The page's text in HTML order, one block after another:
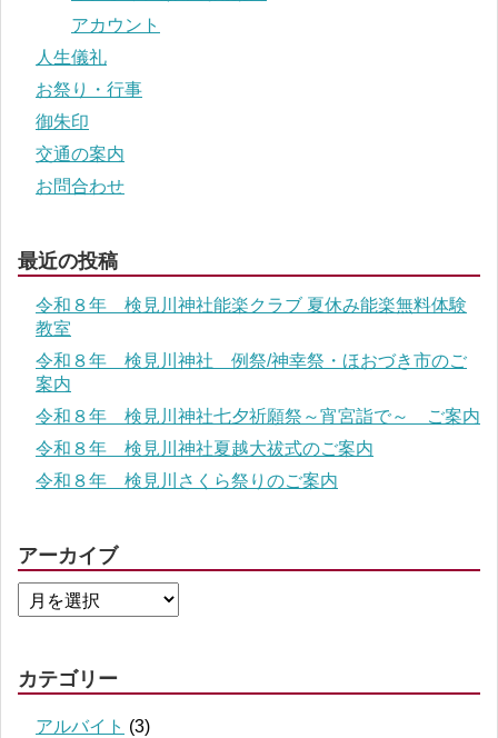
アカウント
人生儀礼
お祭り・行事
御朱印
交通の案内
お問合わせ
最近の投稿
令和８年 検見川神社能楽クラブ 夏休み能楽無料体験
教室
令和８年 検見川神社 例祭/神幸祭・ほおづき市のご
案内
令和８年 検見川神社七夕祈願祭～宵宮詣で～ ご案内
令和８年 検見川神社夏越大祓式のご案内
令和８年 検見川さくら祭りのご案内
アーカイブ
カテゴリー
アルバイト (3)